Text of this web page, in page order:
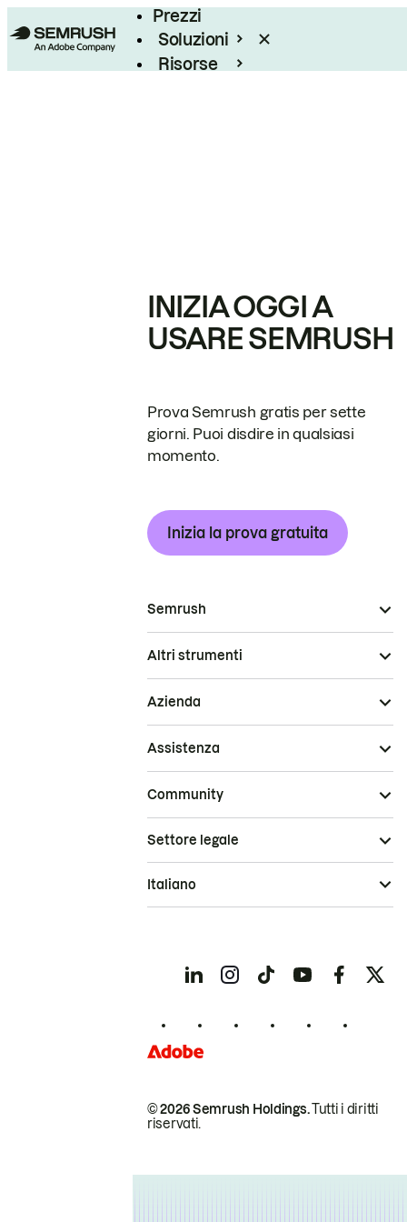
Prezzi
Soluzioni
Risorse
INIZIA OGGI A
USARE SEMRUSH
Prova Semrush gratis per sette
giorni. Puoi disdire in qualsiasi
momento.
Inizia la prova gratuita
Semrush
Altri strumenti
Azienda
Assistenza
Community
© 2026 Semrush Holdings.Tutti i diritti
riservati.
Settore legale
Italiano